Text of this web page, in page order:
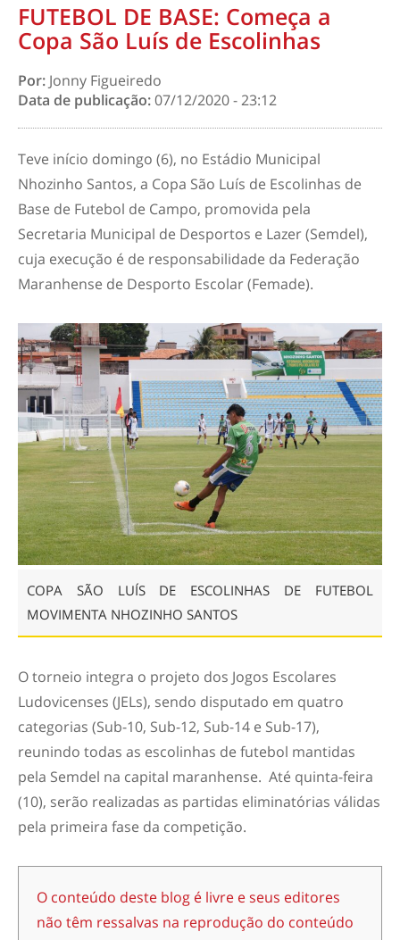
FUTEBOL DE BASE: Começa a
Copa São Luís de Escolinhas
Por: Jonny Figueiredo
Data de publicação:07/12/2020 - 23:12
Teve início domingo (6), no Estádio Municipal
Nhozinho Santos, a Copa São Luís de Escolinhas de
Base de Futebol de Campo, promovida pela
Secretaria Municipal de Desportos e Lazer (Semdel),
cuja execução é de responsabilidade da Federação
Maranhense de Desporto Escolar (Femade).
COPA SÃO LUÍS DE ESCOLINHAS DE FUTEBOL
MOVIMENTA NHOZINHO SANTOS
O torneio integra o projeto dos Jogos Escolares
Ludovicenses (JELs), sendo disputado em quatro
categorias (Sub-10, Sub-12, Sub-14 e Sub-17),
reunindo todas as escolinhas de futebol mantidas
pela Semdel na capital maranhense. Até quinta-feira
(10), serão realizadas as partidas eliminatórias válidas
pela primeira fase da competição.
O conteúdo deste blog é livre e seus editores
não têm ressalvas na reprodução do conteúdo